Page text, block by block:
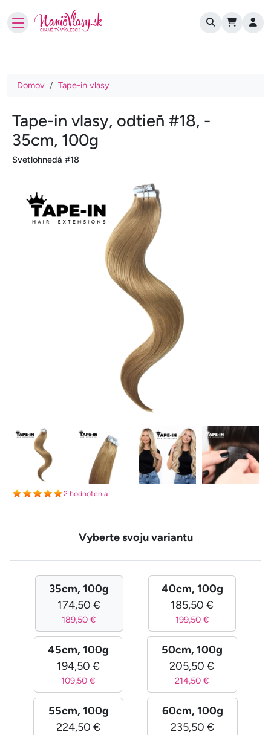
User account
Omrvinka
Domov Tape-in vlasy
Tape-in vlasy, odtieň #18, -
35cm, 100g
Svetlohnedá #18
2 hodnotenia
Vyberte svoju variantu
35cm, 100g
174,50 €
189,50 €
40cm, 100g
185,50 €
199,50 €
45cm, 100g
194,50 €
109,50 €
50cm, 100g
205,50 €
214,50 €
55cm, 100g
224,50 €
60cm, 100g
235,50 €